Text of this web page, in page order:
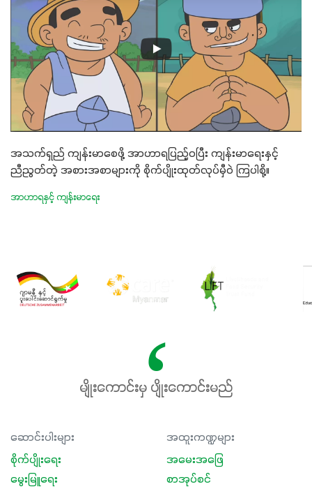
အသက်ရှည် ကျန်းမာစေဖို့ အာဟာရပြည့်ဝပြီး ကျန်းမာရေးနှင့်
ညီညွတ်တဲ့ အစားအစာများကို စိုက်ပျိုးထုတ်လုပ်မှီဝဲ ကြပါစို့။
အာဟာရနှင့် ကျန်းမာရေး
မျိုးကောင်းမှ ပျိုးကောင်းမည်
ဆောင်းပါးများ
စိုက်ပျိုးရေး
မွေးမြူရေး
အထူးကဏ္ဍများ
အမေးအဖြေ
စာအုပ်စင်